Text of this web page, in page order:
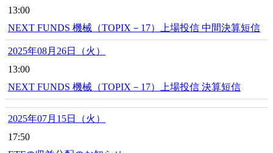
13:00
NEXT FUNDS 機械（TOPIX－17）上場投信 中間決算短信
2025年08月26日（火）
13:00
NEXT FUNDS 機械（TOPIX－17）上場投信 決算短信
2025年07月15日（火）
17:50